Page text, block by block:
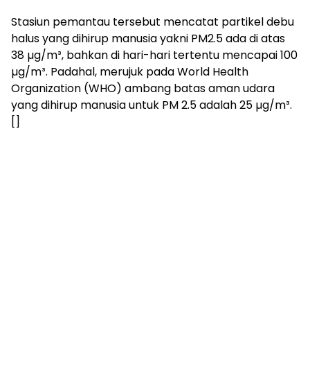
Stasiun pemantau tersebut mencatat partikel debu
halus yang dihirup manusia yakni PM2.5 ada di atas
38 µg/m³, bahkan di hari-hari tertentu mencapai 100
µg/m³. Padahal, merujuk pada World Health
Organization (WHO) ambang batas aman udara
yang dihirup manusia untuk PM 2.5 adalah 25 µg/m³.
[]